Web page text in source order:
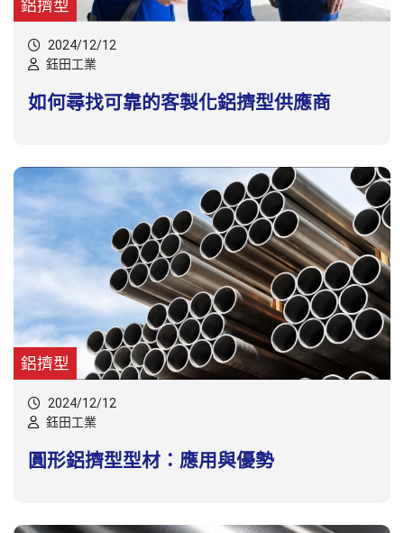
鋁擠型
2024/12/12
鈺田工業
如何尋找可靠的客製化鋁擠型供應商
鋁擠型
2024/12/12
鈺田工業
圓形鋁擠型型材：應用與優勢